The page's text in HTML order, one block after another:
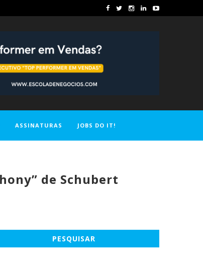
ASSINATURAS JOBS DO IT!
de Schubert
PESQUISAR